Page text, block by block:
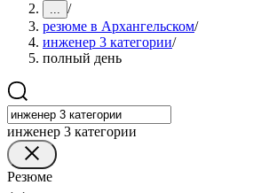
... /
резюме в Архангельском/
инженер 3 категории/
полный день
инженер 3 категории
Резюме